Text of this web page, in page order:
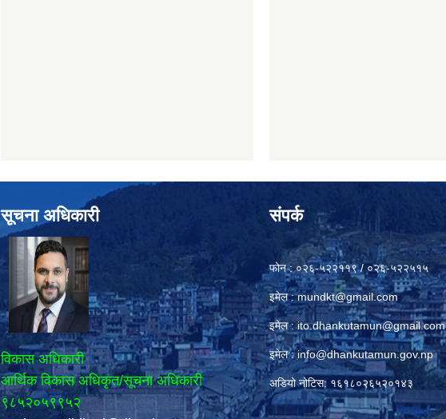
सूचना अधिकारी
विकास अधिकारी
आर्थिक विकास अधिकृत/सूचना अधिकारी
९८५२०५९९५२
संपर्क
फोन : ०२६-५२२११९ / ०२६-५२२५१५
इमेल :mundkt@gmail.com
इमेल :ito.dhankutamun@gmail.com
इमेल :info@dhankutamun.gov.np
अडियो नोटिस: १६१८०२६५२०१४३